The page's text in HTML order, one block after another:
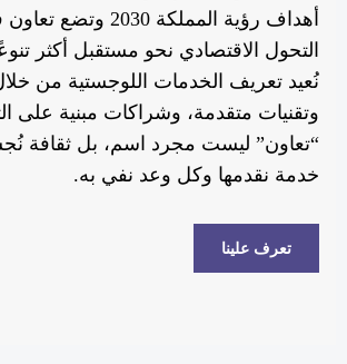
أهداف رؤية المملكة 2030 وتضع
التحول الاقتصادي نحو مستقبل أكثر
نُعيد تعريف الخدمات اللوجستية من
وتقنيات متقدمة، وشراكات مبنية على
“تعاون” ليست مجرد اسم، بل ثقافة
خدمة نقدمها وكل وعد نفي به.
تعرف علينا